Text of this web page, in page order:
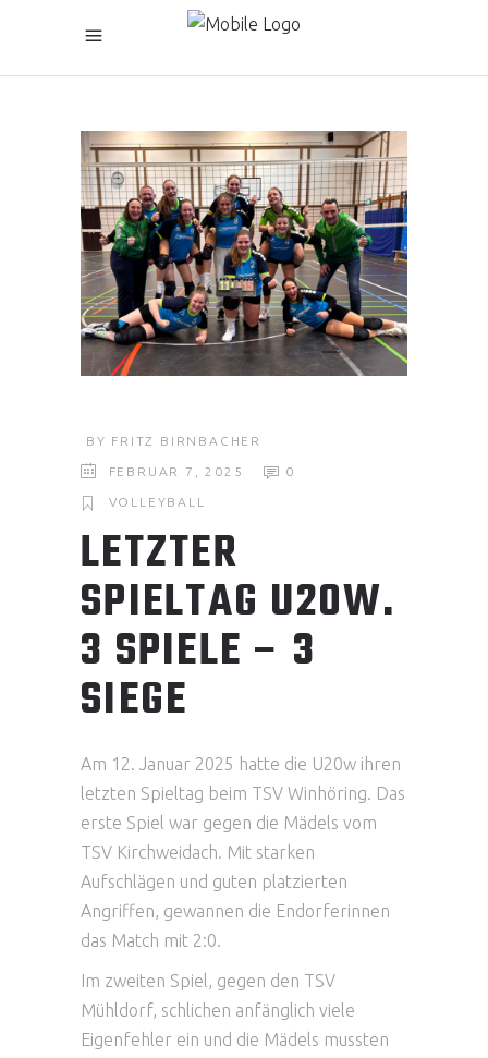
BY FRITZ BIRNBACHER
FEBRUAR 7, 2025 0
VOLLEYBALL
LETZTER
SPIELTAG U20W.
3 SPIELE – 3
SIEGE
Am 12. Januar 2025 hatte die U20w ihren
letzten Spieltag beim TSV Winhöring. Das
erste Spiel war gegen die Mädels vom
TSV Kirchweidach. Mit starken
Aufschlägen und guten platzierten
Angriffen, gewannen die Endorferinnen
das Match mit 2:0.
Im zweiten Spiel, gegen den TSV
Mühldorf, schlichen anfänglich viele
Eigenfehler ein und die Mädels mussten